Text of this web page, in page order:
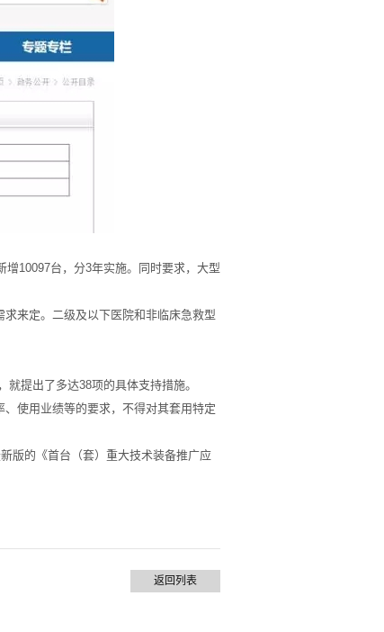
10097台，分3年实施。同时要求，大型
来定。二级及以下医院和非临床急救型
提出了多达38项的具体支持措施。
使用业绩等的要求，不得对其套用特定
版的《首台（套）重大技术装备推广应
返回列表